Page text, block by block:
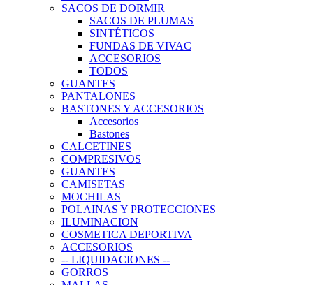
SACOS DE DORMIR
SACOS DE PLUMAS
SINTÉTICOS
FUNDAS DE VIVAC
ACCESORIOS
TODOS
GUANTES
PANTALONES
BASTONES Y ACCESORIOS
Accesorios
Bastones
CALCETINES
COMPRESIVOS
GUANTES
CAMISETAS
MOCHILAS
POLAINAS Y PROTECCIONES
ILUMINACION
COSMETICA DEPORTIVA
ACCESORIOS
-- LIQUIDACIONES --
GORROS